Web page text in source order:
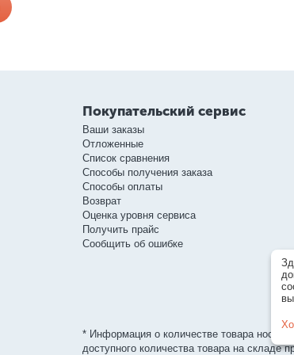
Покупательский сервис
Ваши заказы
Отложенные
Список сравнения
Способы получения заказа
Способы оплаты
Возврат
Оценка уровня сервиса
Получить прайс
Сообщить об ошибке
* Информация о количестве товара носит
доступного количества товара на складе